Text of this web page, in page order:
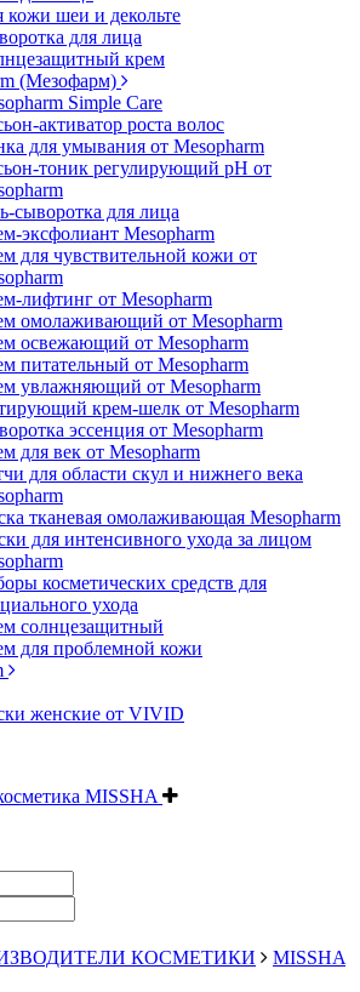
кожи шеи и декольте
для лица
крем
(Мезофарм)
Simple Care
активатор роста волос
для умывания от Mesopharm
тоник регулирующий рН от
сыворотка для лица
эксфолиант Mesopharm
для чувствительной кожи от
лифтинг от Mesopharm
омолаживающий от Mesopharm
освежающий от Mesopharm
питательный от Mesopharm
увлажняющий от Mesopharm
крем-шелк от Mesopharm
эссенция от Mesopharm
для век от Mesopharm
для области скул и нижнего века
тканевая омолаживающая Mesopharm
для интенсивного ухода за лицом
косметических средств для
ухода
солнцезащитный
для проблемной кожи
женские от VIVID
MISSHA
КОСМЕТИКИ
MISSHA